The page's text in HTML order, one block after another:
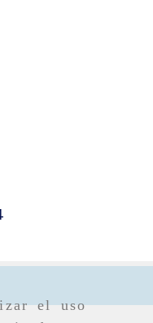
el uso